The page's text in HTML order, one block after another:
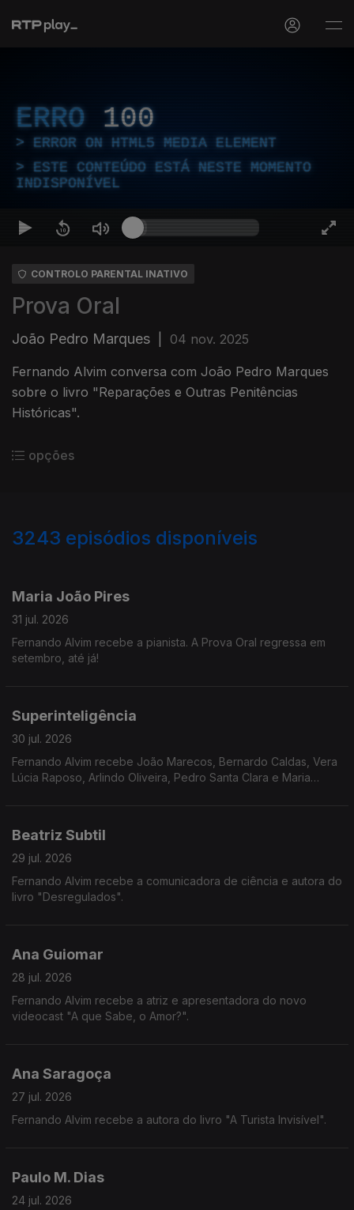
ERRO 100
ERROR ON HTML5 MEDIA ELEMENT
ESTE CONTEÚDO ESTÁ NESTE MOMENTO
INDISPONÍVEL
CONTROLO PARENTAL INATIVO
Prova Oral
João Pedro Marques 04 nov. 2025
Fernando Alvim conversa com João Pedro Marques
sobre o livro "Reparações e Outras Penitências
Históricas".
opções
3243 episódios disponíveis
Maria João Pires
31 jul. 2026
Fernando Alvim recebe a pianista. A Prova Oral regressa em
setembro, até já!
Superinteligência
30 jul. 2026
Fernando Alvim recebe João Marecos, Bernardo Caldas, Vera
Lúcia Raposo, Arlindo Oliveira, Pedro Santa Clara e Maria
Beatriz Subtil
29 jul. 2026
Fernando Alvim recebe a comunicadora de ciência e autora do
livro "Desregulados".
Ana Guiomar
28 jul. 2026
Fernando Alvim recebe a atriz e apresentadora do novo
videocast "A que Sabe, o Amor?".
Ana Saragoça
27 jul. 2026
Fernando Alvim recebe a autora do livro "A Turista Invisível".
Paulo M. Dias
24 jul. 2026